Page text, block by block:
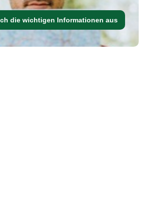
die wichtigen Informationen aus